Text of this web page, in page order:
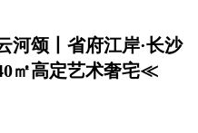
河颂丨省府江岸·长沙
㎡高定艺术奢宅≪